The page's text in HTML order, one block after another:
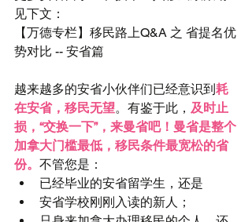
见下文：
【万德专栏】移民路上Q&A 之 省提名优
势对比 -- 安省篇
越来越多的安省小伙伴们已经意识到耗
在安省，移民无望。有鉴于此， 及时止
损，“交换一下”，来曼省吧！曼省是整个
加拿大门槛最低，移民条件最宽松的省
份。 不管您是：
已经毕业的安省留学生，还是
安省学校刚刚入读的新人；